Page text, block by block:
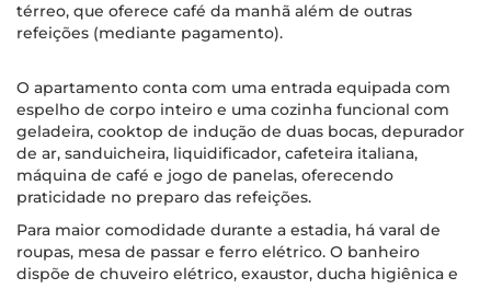
térreo, que oferece café da manhã além de outras
refeições (mediante pagamento).
O apartamento conta com uma entrada equipada com
espelho de corpo inteiro e uma cozinha funcional com
geladeira, cooktop de indução de duas bocas, depurador
de ar, sanduicheira, liquidificador, cafeteira italiana,
máquina de café e jogo de panelas, oferecendo
praticidade no preparo das refeições.
Para maior comodidade durante a estadia, há varal de
roupas, mesa de passar e ferro elétrico. O banheiro
dispõe de chuveiro elétrico, exaustor, ducha higiênica e